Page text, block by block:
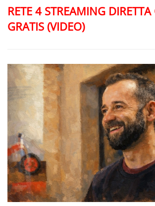
RETE 4 STREAMING
GRATIS (VIDEO)